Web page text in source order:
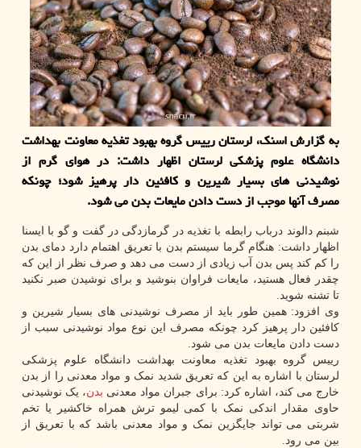
به گزارش اسنک، لرستان رییس گروه بهبود تغذیه معاونت بهداشت
دانشگاه علوم پزشکی لرستان اظهار داشت: در هوای گرم از
نوشیدنی های بسیار شیرین و کافئین دار پرهیز شود؛ چونکه
مصرف آنها موجب از دست دادن مایعات بدن می شود.
شبنم دالوند درباب رابطه با تغذیه در گرمازدگی در گفت و گو با ایسنا
اظهار داشت: هنگام گرما سیستم بدن با تعریق اهتمام دارد دمای بدن
را کم کند پس بدن آب زیادی از دست می دهد و صرف نظر از این که
چقدر فعال هستید، مایعات فراوان بنوشید و برای نوشیدن صبر نکنید
تا تشنه شوید.
وی افزود: همین طور باید از مصرف نوشیدنی های بسیار شیرین و
کافئین دار پرهیز کرد چونکه مصرف این نوع مواد نوشیدنی سبب از
دست دادن مایعات بدن می شود.
رییس گروه بهبود تغذیه معاونت بهداشت دانشگاه علوم پزشکی
لرستان با اشاره به این که تعریق شدید نمک و مواد معدنی را از بدن
خارج می کند، اشاره کرد: برای جبران مواد معدنی بدن، یک نوشیدنی
حاوی مقدار اندکی نمک با کمی لیمو ترش همراه خاکشیر یا تخم
شربتی می تواند جایگزین نمک و مواد معدنی باشد که با تعریق از
بین می رود.